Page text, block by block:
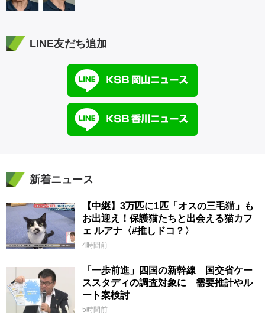
LINE友だち追加
新着ニュース
【中継】3万匹に1匹「オスの三毛猫」も
お出迎え！保護猫たちと出会える猫カフ
ェ ルアナ〈#推しドコ？〉
4時間前
「一歩前進」四国の新幹線 国交省ケー
ススタディの調査対象に 需要推計やル
ート案検討
5時間前